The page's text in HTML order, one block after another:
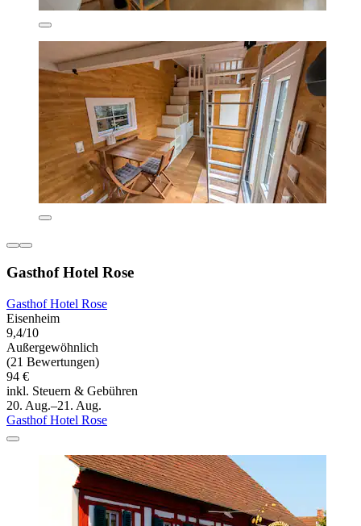
Gasthof Hotel Rose
Gasthof Hotel Rose
Eisenheim
9,4/10
Außergewöhnlich
(21 Bewertungen)
94 €
inkl. Steuern & Gebühren
20. Aug.–21. Aug.
Gasthof Hotel Rose